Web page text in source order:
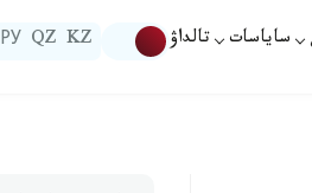
ساياسات تالداۋ KZ
QZ
РУ